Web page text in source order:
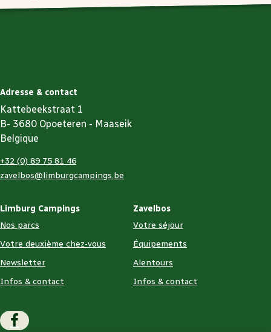
Adresse & contact
Kattebeekstraat 1
B- 3680 Opoeteren - Maaseik
Belgique
+32 (0) 89 75 81 46
zavelbos@limburgcampings.be
Limburg Campings
Nos parcs
Votre deuxième chez-vous
Newsletter
Infos & contact
Zavelbos
Votre séjour
Équipements
Alentours
Infos & contact